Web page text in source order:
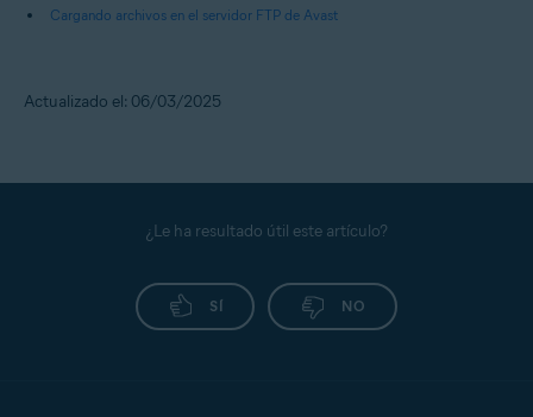
Cargando archivos en el servidor FTP de Avast
Actualizado el: 06/03/2025
¿Le ha resultado útil este artículo?
SÍ NO